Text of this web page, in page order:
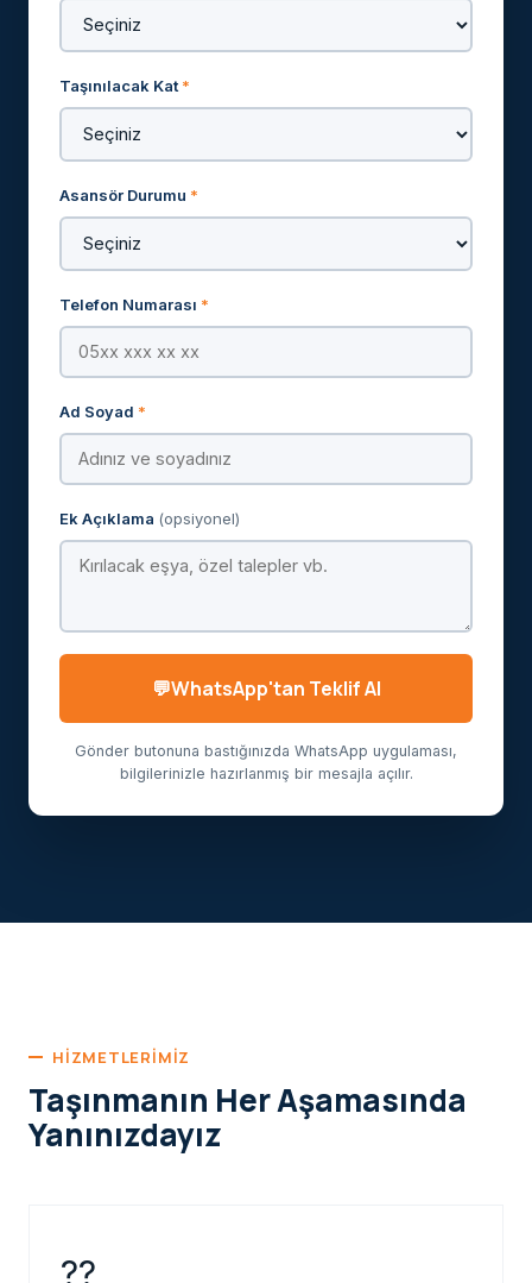
Taşınılacak Kat *
Asansör Durumu *
Telefon Numarası *
Ad Soyad *
Ek Açıklama (opsiyonel)
WhatsApp'tan Teklif Al
Gönder butonuna bastığınızda WhatsApp uygulaması,
bilgilerinizle hazırlanmış bir mesajla açılır.
HIZMETLERIMIZ
Taşınmanın Her Aşamasında
Yanınızdayız
??